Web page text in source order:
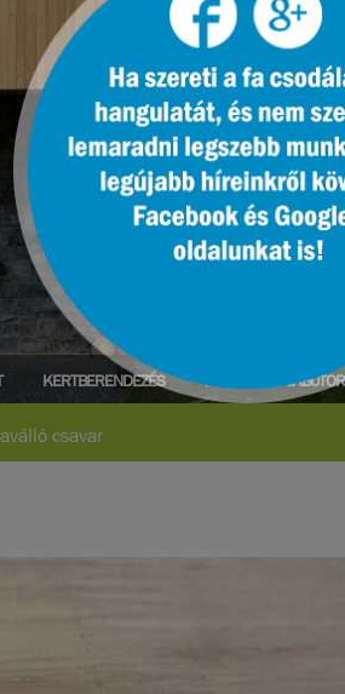
KERTBERENDEZÉS PARK- ÉS
csavar